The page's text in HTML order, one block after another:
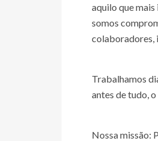
aquilo que
somos
colaboradores,
Trabalhamos
antes de tudo,
Nossa missão: